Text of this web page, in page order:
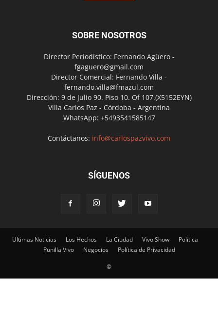
SOBRE NOSOTROS
Director Periodístico: Fernando Agüero -
fgaguero@gmail.com
Director Comercial: Fernando Villa -
fernando.villa@fmazul.com
Dirección: 9 de Julio 90. Piso 10. Of 107.(X5152EYN)
Villa Carlos Paz - Córdoba - Argentina
WhatsApp: +5493541585147
Contáctanos: info@carlospazvivo.com
SÍGUENOS
Ultimas Noticias Los Hechos La Ciudad Vivo Show
Política
Punilla Vivo
Negocios Política de Privacidad
©